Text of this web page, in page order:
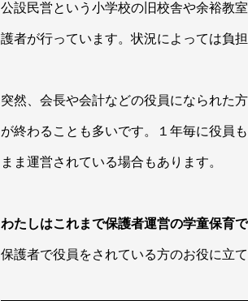
公設民営という小学校の旧校舎や余裕教
護者が行っています。状況によっては負
突然、会長や会計などの役員になられた
が終わることも多いです。１年毎に役員
まま運営されている場合もあります。
わたしはこれまで保護者運営の学童保育
保護者で役員をされている方のお役に立